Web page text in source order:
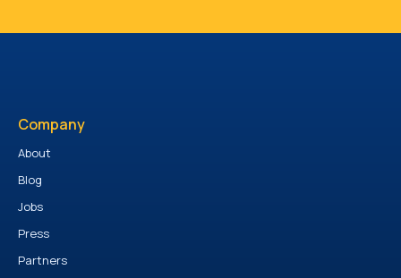
Company
About
Blog
Jobs
Press
Partners